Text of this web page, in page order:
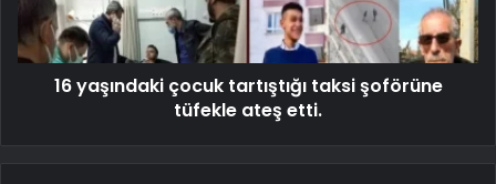
16 yaşındaki çocuk tartıştığı taksi şoförüne
tüfekle ateş etti.